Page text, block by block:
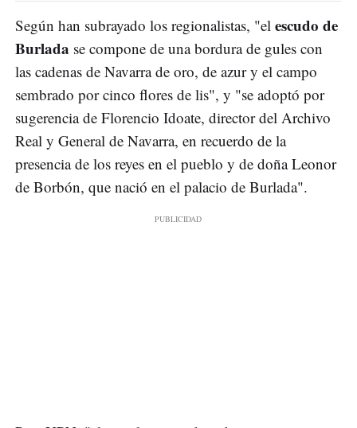
Según han subrayado los regionalistas, "el escudo de
Burlada se compone de una bordura de gules con
las cadenas de Navarra de oro, de azur y el campo
sembrado por cinco flores de lis", y "se adoptó por
sugerencia de Florencio Idoate, director del Archivo
Real y General de Navarra, en recuerdo de la
presencia de los reyes en el pueblo y de doña Leonor
de Borbón, que nació en el palacio de Burlada".